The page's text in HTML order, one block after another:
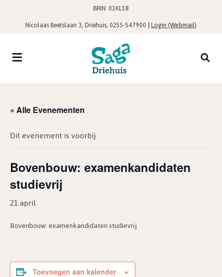
BRIN: 01KL18
Nicolaas Beetslaan 3, Driehuis, 0255-547900 |Login (Webmail)
« Alle Evenementen
Dit evenement is voorbij.
Bovenbouw: examenkandidaten
studievrij
21 april
Bovenbouw: examenkandidaten studievrij
Toevoegen aan kalender